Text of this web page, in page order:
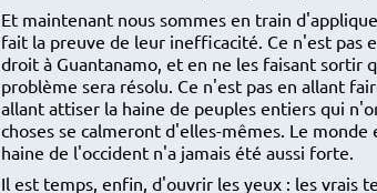
Et maintenant nous sommes en train
fait la preuve de leur inefficacité. Ce n'est pas
droit à Guantanamo, et en ne les faisant sortir
problème sera résolu. Ce n'est pas en allant
allant attiser la haine de peuples entiers qui
choses se calmeront d'elles-mêmes. Le
haine de l'occident n'a jamais été aussi forte.
Il est temps, enfin, d'ouvrir les yeux : les vrais